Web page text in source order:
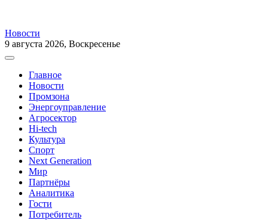
Новости
9 августа 2026, Воскресенье
Главное
Новости
Промзона
Энергоуправление
Агросектор
Hi-tech
Культура
Спорт
Next Generation
Мир
Партнёры
Аналитика
Гости
Потребитель